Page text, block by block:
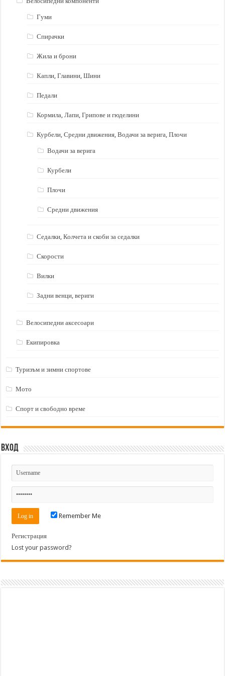
Гуми
Спирачки
Жила и брони
Капли, Главини, Шини
Педали
Кормила, Лапи, Грипове и гюделини
Курбели, Средни движения, Водачи за верига, Плочи
Водачи за верига
Курбели
Плочи
Средни движения
Седалки, Колчета и скоби за седалки
Скорости
Вилки
Задни венци, вериги
Велосипедни аксесоари
Екипировка
Туризъм и зимни спортове
Мото
Спорт и свободно време
Вход
Remember Me
Регистрация
Lost your password?